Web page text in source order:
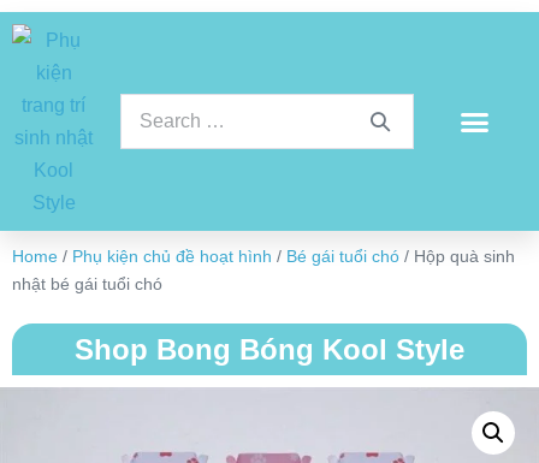
Home / Phụ kiện chủ đề hoạt hình / Bé gái tuổi chó / Hộp quà sinh
nhật bé gái tuổi chó
Shop Bong Bóng Kool Style